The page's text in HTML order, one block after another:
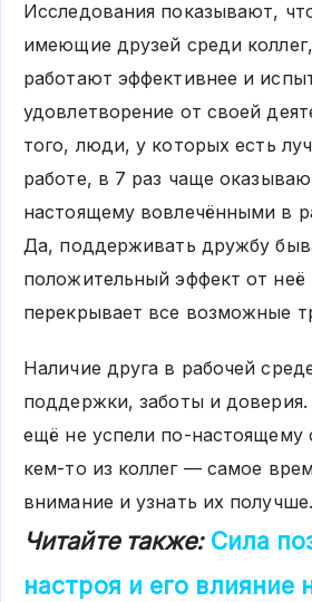
Исследования показывают,
имеющие друзей среди
работают эффективнее и
удовлетворение от своей
того, люди, у которых есть
работе, в 7 раз чаще
настоящему вовлечёнными в
Да, поддерживать дружбу
положительный эффект от неё
перекрывает все возможные
Наличие друга в рабочей
поддержки, заботы и
ещё не успели по-настоящему
кем-то из коллег — самое
внимание и узнать их получше.
Читайте также: Сила
настроя и его влияние